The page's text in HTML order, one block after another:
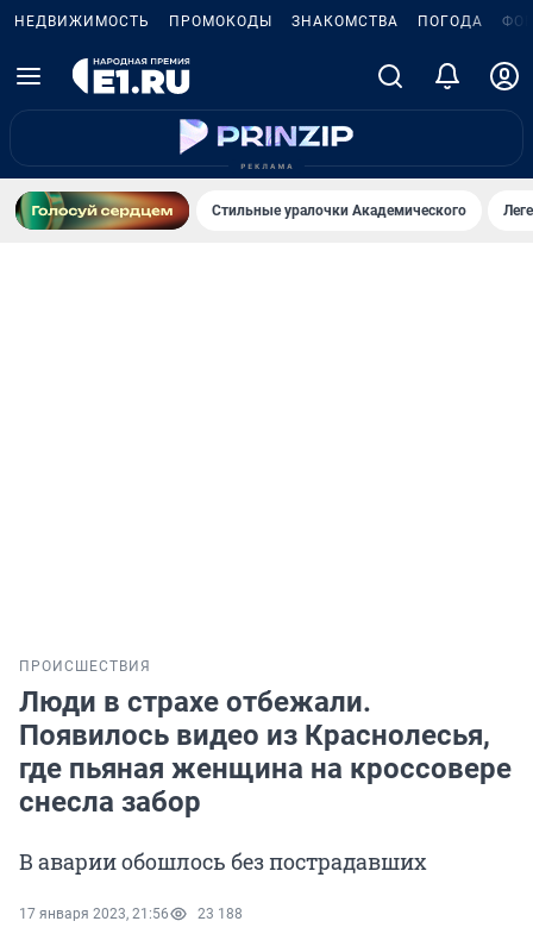
НЕДВИЖИМОСТЬ ПРОМОКОДЫ ЗНАКОМСТВА ПОГОДА
Стильные уралочки Академического
ПРОИСШЕСТВИЯ
Люди в страхе отбежали.
Появилось видео из Краснолесья,
где пьяная женщина на кроссовере
снесла забор
В аварии обошлось без пострадавших
17 января 2023, 21:56 23 188